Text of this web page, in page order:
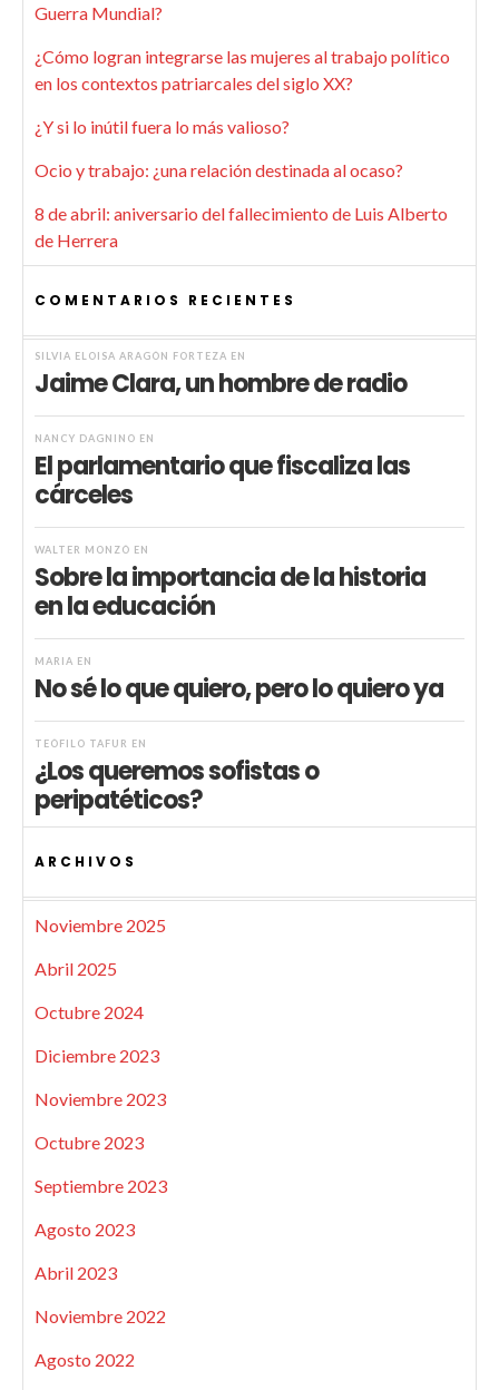
Guerra Mundial?
¿Cómo logran integrarse las mujeres al trabajo político
en los contextos patriarcales del siglo XX?
¿Y si lo inútil fuera lo más valioso?
Ocio y trabajo: ¿una relación destinada al ocaso?
8 de abril: aniversario del fallecimiento de Luis Alberto
de Herrera
COMENTARIOS RECIENTES
SILVIA ELOISA ARAGÓN FORTEZA EN
Jaime Clara, un hombre de radio
NANCY DAGNINO EN
El parlamentario que fiscaliza las
cárceles
WALTER MONZÓ EN
Sobre la importancia de la historia
en la educación
MARIA EN
No sé lo que quiero, pero lo quiero ya
TEÓFILO TAFUR EN
¿Los queremos sofistas o
peripatéticos?
ARCHIVOS
Noviembre 2025
Abril 2025
Octubre 2024
Diciembre 2023
Noviembre 2023
Octubre 2023
Septiembre 2023
Agosto 2023
Abril 2023
Noviembre 2022
Agosto 2022